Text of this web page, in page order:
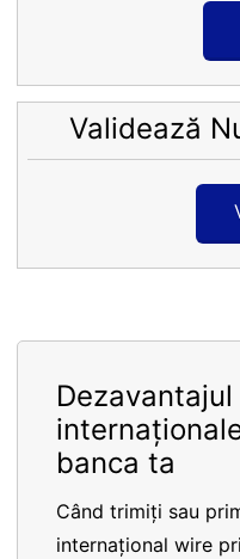
Validează
banca ta
Când trimiți sau
internațional wire